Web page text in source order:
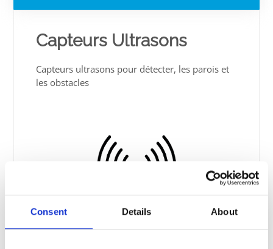
Consent Details About
Capteurs Ultrasons
Capteurs ultrasons pour détecter, les parois et
les obstacles